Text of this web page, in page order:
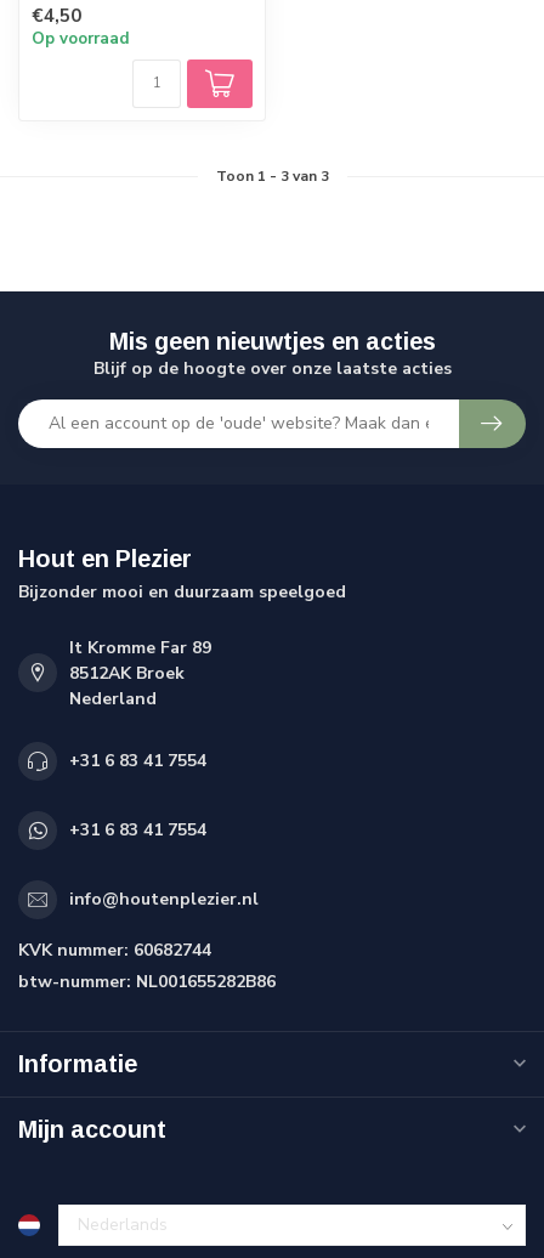
Speelbelovend, kan...
€4,50
Op voorraad
Toon 1 - 3van 3
Mis geen nieuwtjes en acties
Blijf op de hoogte over onze laatste acties
Hout en Plezier
Bijzonder mooi en duurzaam speelgoed
It Kromme Far 89
8512AK Broek
Nederland
+31 6 83 41 7554
+31 6 83 41 7554
info@houtenplezier.nl
KVK nummer: 60682744
btw-nummer: NL001655282B86
Informatie
Mijn account